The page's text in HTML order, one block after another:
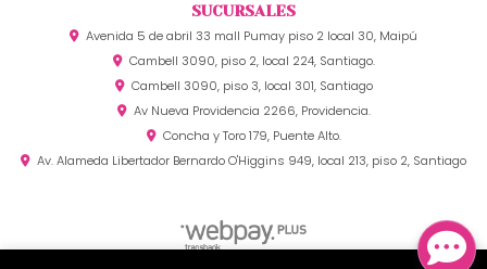
SUCURSALES
Avenida 5 de abril 33 mall Pumay piso 2 local 30, Maipú
Cambell 3090, piso 2, local 224, Santiago.
Cambell 3090, piso 3, local 301, Santiago
Av Nueva Providencia 2266, Providencia.
Concha y Toro 179, Puente Alto.
Av. Alameda Libertador Bernardo O'Higgins 949, local 213, piso 2, Santiago